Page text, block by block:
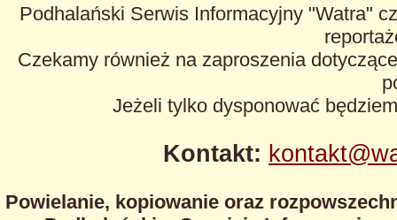
Podhalański Serwis Informacyjny "Watra"
Czekamy również na zaproszenia
Jeżeli tylko dysponować
Kontakt:
Powielanie, kopiowanie oraz